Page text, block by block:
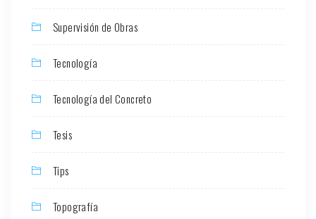
Supervisión de Obras
Tecnología
Tecnología del Concreto
Tesis
Tips
Topografía